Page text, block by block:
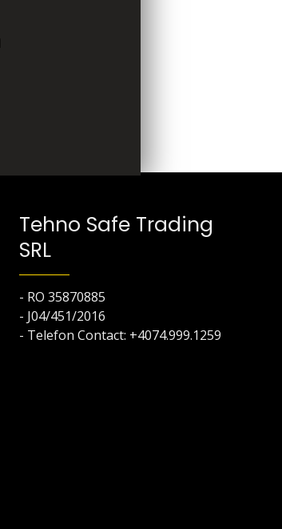
Tehno Safe Trading
SRL
- RO 35870885
- J04/451/2016
- Telefon Contact: +4074.999.1259